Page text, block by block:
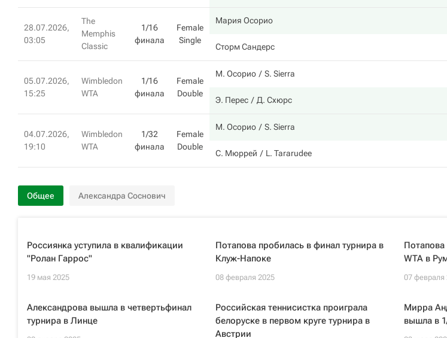
28.07.2026,
03:05
The
Memphis
Classic
1/16
финала
Female
Single
Мария Осорио
Сторм Сандерс
05.07.2026,
15:25
Wimbledon
WTA
1/16
финала
Female
Double
М. Осорио S. Sierra
Э. Перес Д. Схюрс
04.07.2026,
19:10
Wimbledon
WTA
1/32
финала
Female
Double
М. Осорио S. Sierra
С. Мюррей L. Tararudee
Общее Александра Соснович
Россиянка уступила в квалификации
"Ролан Гаррос"
19 мая 2025
Потапова пробилась в финал турнира в
Клуж-Напоке
08 февраля 2025
WTA в
07 февраля
Александрова вышла в четвертьфинал
турнира в Линце
Российская теннисистка проиграла
белоруске в первом круге турнира в
Австрии
Мирра
вышла в